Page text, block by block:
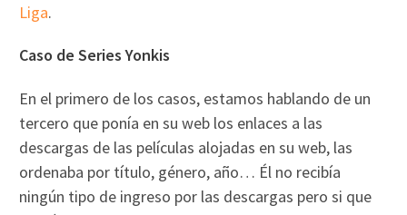
Liga.
Caso de Series Yonkis
En el primero de los casos, estamos hablando de un
tercero que ponía en su web los enlaces a las
descargas de las películas alojadas en su web, las
ordenaba por título, género, año… Él no recibía
ningún tipo de ingreso por las descargas pero si que